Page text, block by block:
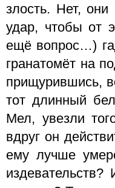
злость. Нет,
удар, чтобы от
ещё вопрос…)
гранатомёт на
прищурившись,
тот длинный
Мел, увезли
вдруг он
ему лучше